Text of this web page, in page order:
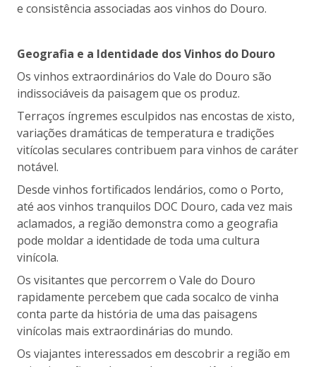
e consistência associadas aos vinhos do Douro.
Geografia e a Identidade dos Vinhos do Douro
Os vinhos extraordinários do Vale do Douro são
indissociáveis da paisagem que os produz.
Terraços íngremes esculpidos nas encostas de xisto,
variações dramáticas de temperatura e tradições
vitícolas seculares contribuem para vinhos de caráter
notável.
Desde vinhos fortificados lendários, como o Porto,
até aos vinhos tranquilos DOC Douro, cada vez mais
aclamados, a região demonstra como a geografia
pode moldar a identidade de toda uma cultura
vinícola.
Os visitantes que percorrem o Vale do Douro
rapidamente percebem que cada socalco de vinha
conta parte da história de uma das paisagens
vinícolas mais extraordinárias do mundo.
Os viajantes interessados em descobrir a região em